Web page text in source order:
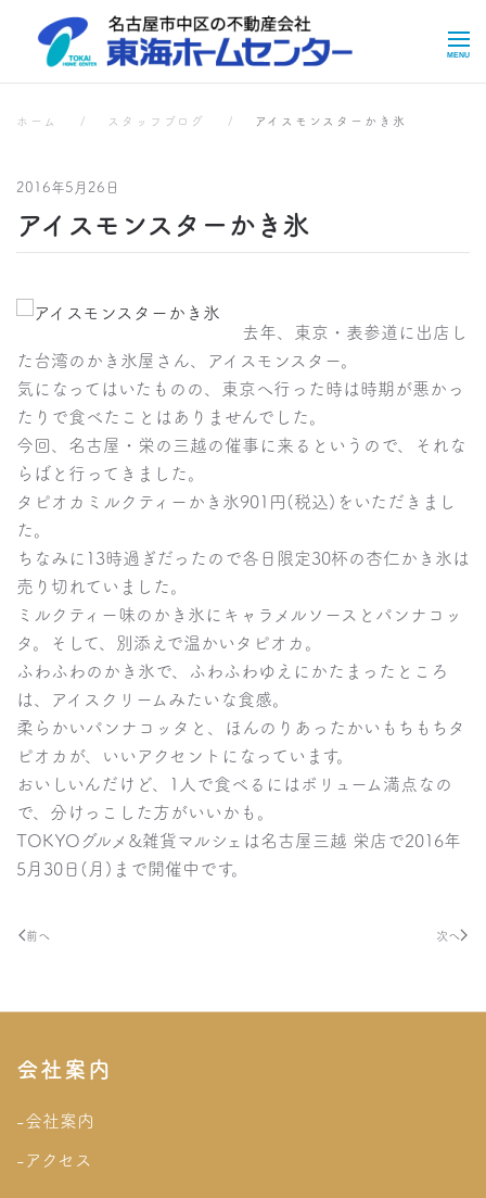
Skip to main content
スタッフブログ
ホーム スタッフブログ アイスモンスターかき氷
2016年5月26日
アイスモンスターかき氷
去年、東京・表参道に出店し
た台湾のかき氷屋さん、アイスモンスター。
気になってはいたものの、東京へ行った時は時期が悪かっ
たりで食べたことはありませんでした。
今回、名古屋・栄の三越の催事に来るというので、それな
らばと行ってきました。
タピオカミルクティーかき氷901円(税込)をいただきまし
た。
ちなみに13時過ぎだったので各日限定30杯の杏仁かき氷は
売り切れていました。
ミルクティー味のかき氷にキャラメルソースとパンナコッ
タ。そして、別添えで温かいタピオカ。
ふわふわのかき氷で、ふわふわゆえにかたまったところ
は、アイスクリームみたいな食感。
柔らかいパンナコッタと、ほんのりあったかいもちもちタ
ピオカが、いいアクセントになっています。
おいしいんだけど、1人で食べるにはボリューム満点なの
で、分けっこした方がいいかも。
TOKYOグルメ&雑貨マルシェは名古屋三越 栄店で2016年
5月30日(月)まで開催中です。
前へ 次へ
会社案内
-会社案内
-アクセス